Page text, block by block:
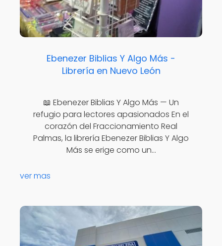
Ebenezer Biblias Y Algo Más -
Librería en Nuevo León
📖 Ebenezer Biblias Y Algo Más — Un
refugio para lectores apasionados En el
corazón del Fraccionamiento Real
Palmas, la librería Ebenezer Biblias Y Algo
Más se erige como un…
ver mas